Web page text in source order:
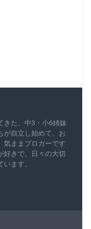
きた、中3・小6姉妹
が自立し始めて、お
気ままブロガーです
好きで、日々の大切
ます。